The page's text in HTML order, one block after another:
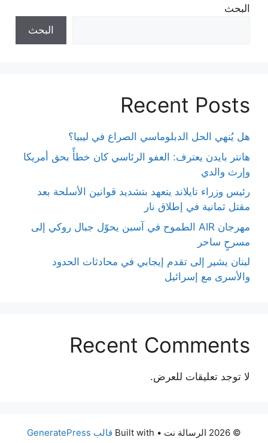
البحث
البحث
Recent Posts
هل يُنهي الحل الدبلوماسي الصراع في ليبيا؟
هانتر بايدن يعترف: العفو الرئاسي كان خطأً بحق أمريكا
وإرث والدي
رئيس وزراء تايلاند يتعهد بتشديد قوانين الأسلحة بعد
مقتل ثمانية في إطلاق نار
مهرجان AIR الطموح في آسبن يحوّل جبال روكي إلى
مسرحٍ ساحر
لبنان يشير إلى تقدم إيجابي في محادثات الحدود
والأسرى مع إسرائيل
Recent Comments
لا توجد تعليقات للعرض.
© 2026 الرسالة نت • Built with قالب GeneratePress